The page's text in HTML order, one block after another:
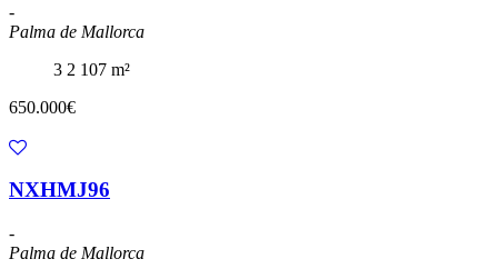
-
Palma de Mallorca
3 2 107 m²
650.000€
NXHMJ96
-
Palma de Mallorca